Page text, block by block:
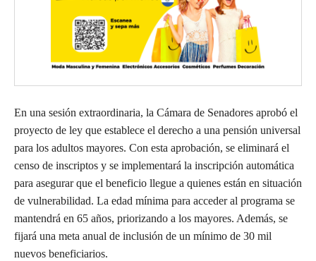
En una sesión extraordinaria, la Cámara de Senadores aprobó el
proyecto de ley que establece el derecho a una pensión universal
para los adultos mayores. Con esta aprobación, se eliminará el
censo de inscriptos y se implementará la inscripción automática
para asegurar que el beneficio llegue a quienes están en situación
de vulnerabilidad. La edad mínima para acceder al programa se
mantendrá en 65 años, priorizando a los mayores. Además, se
fijará una meta anual de inclusión de un mínimo de 30 mil
nuevos beneficiarios.